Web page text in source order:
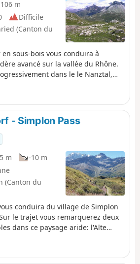
m
Difficile
(Canton du
sous-bois vous conduira à
avancé sur la vallée du Rhône.
dans le le Nanztal,
pour terminer cette jolie
admirer une dernière fois le
vers le Col du Simplon, le
votre attention.
- Simplon Pass
m
-10 m
(Canton du
conduira du village de Simplon
le trajet vous remarquerez deux
dans ce paysage aride: l'Alte
détour vers l’aigle du Simplon ainsi